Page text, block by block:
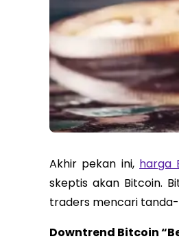
Akhir pekan ini, harga
skeptis akan Bitcoin.
traders mencari
Downtrend Bitcoin